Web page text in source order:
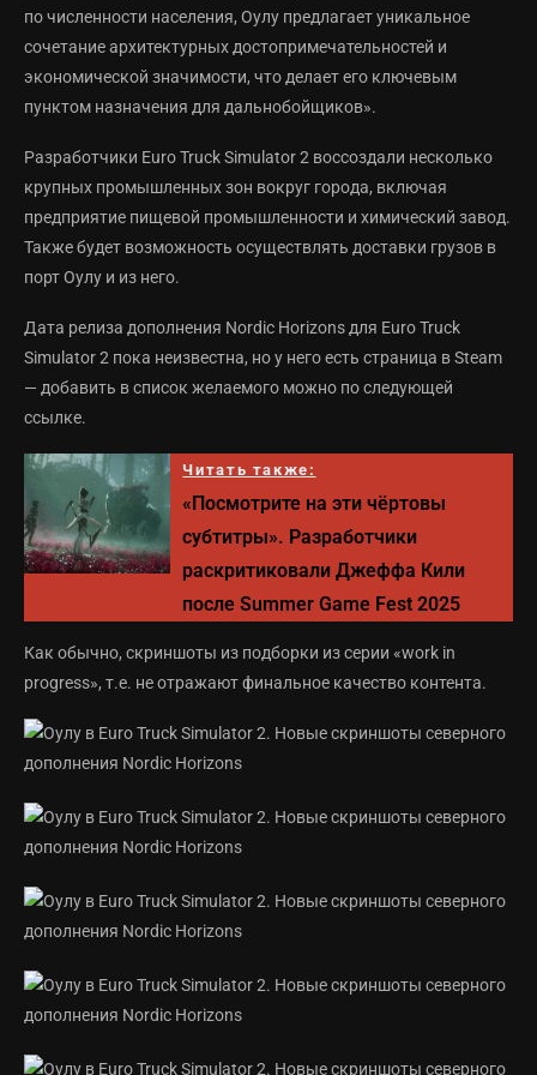
по численности населения, Оулу предлагает уникальное
сочетание архитектурных достопримечательностей и
экономической значимости, что делает его ключевым
пунктом назначения для дальнобойщиков».
Разработчики Euro Truck Simulator 2 воссоздали несколько
крупных промышленных зон вокруг города, включая
предприятие пищевой промышленности и химический завод.
Также будет возможность осуществлять доставки грузов в
порт Оулу и из него.
Дата релиза дополнения Nordic Horizons для Euro Truck
Simulator 2 пока неизвестна, но у него есть страница в Steam
— добавить в список желаемого можно по следующей
ссылке.
Читать также:
«Посмотрите на эти чёртовы
субтитры». Разработчики
раскритиковали Джеффа Кили
после Summer Game Fest 2025
Как обычно, скриншоты из подборки из серии «work in
progress», т.е. не отражают финальное качество контента.